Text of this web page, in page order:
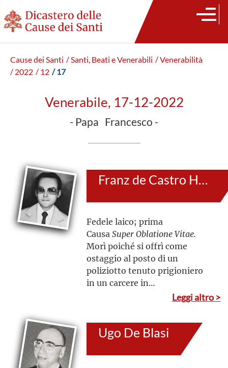
Cause dei Santi / Santi, Beati e Venerabili / Venerabilità
/ 2022 / 12 / 17
Venerabile, 17-12-2022
- Papa Francesco -
Franz de Castro Holzwarth
Fedele laico; prima
Causa Super Oblatione Vitae.
Morì poiché si offrì come
ostaggio al posto di un
poliziotto tenuto prigioniero
in un carcere in
rivolta, consapevole della
comportato
Leggi altro >
Ugo De Blasi